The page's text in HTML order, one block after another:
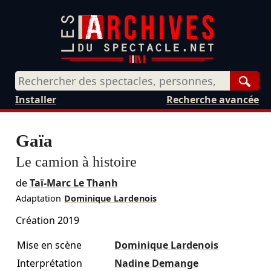
Recherche avancée
Installer
Gaïa
Le camion à histoire
deTaï-Marc Le Thanh
Adaptation Dominique Lardenois
Création 2019
Mise en scène
Dominique Lardenois
Interprétation
Nadine Demange